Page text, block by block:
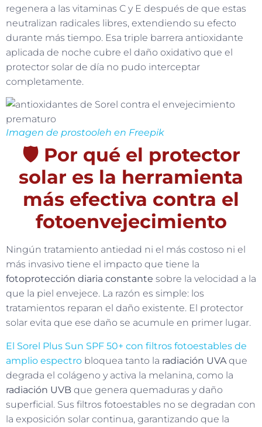
regenera a las vitaminas C y E después de que estas
neutralizan radicales libres, extendiendo su efecto
durante más tiempo. Esa triple barrera antioxidante
aplicada de noche cubre el daño oxidativo que el
protector solar de día no pudo interceptar
completamente.
Imagen de prostooleh en Freepik
🛡️ Por qué el protector
solar es la herramienta
más efectiva contra el
fotoenvejecimiento
Ningún tratamiento antiedad ni el más costoso ni el
más invasivo tiene el impacto que tiene la
fotoprotección diaria constante sobre la velocidad a la
que la piel envejece. La razón es simple: los
tratamientos reparan el daño existente. El protector
solar evita que ese daño se acumule en primer lugar.
El Sorel Plus Sun SPF 50+ con filtros fotoestables de
amplio espectro bloquea tanto la radiación UVA que
degrada el colágeno y activa la melanina, como la
radiación UVB que genera quemaduras y daño
superficial. Sus filtros fotoestables no se degradan con
la exposición solar continua, garantizando que la